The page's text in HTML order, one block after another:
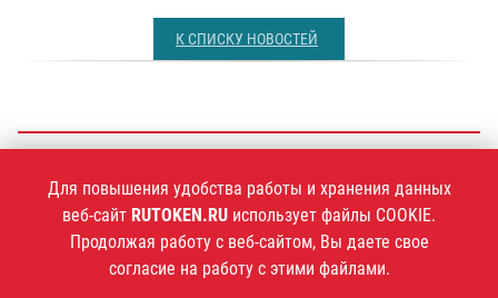
К СПИСКУ НОВОСТЕЙ
+7 (495)925-77-90
Для повышения удобства работы и хранения данных
веб-сайт RUTOKEN.RU использует файлы COOKIE.
Продолжая работу с веб-сайтом, Вы даете свое
согласие на работу с этими файлами.